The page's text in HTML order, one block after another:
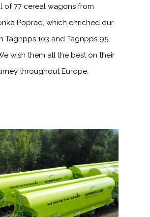
of 77 cereal wagons from
Poprad, which enriched our
Tagnpps 103 and Tagnpps 95
wish them all the best on their
throughout Europe.